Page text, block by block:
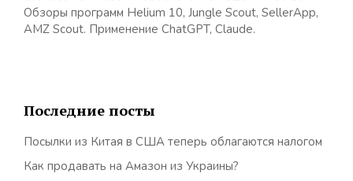
Обзоры программ Helium 10, Jungle Scout, SellerApp,
AMZ Scout. Применение ChatGPT, Claude.
Последние посты
Посылки из Китая в США теперь облагаются налогом
Как продавать на Амазон из Украины?